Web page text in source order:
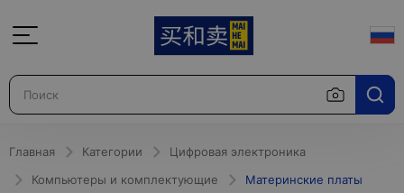
Главная Категории
Цифровая электроника
Компьютеры и комплектующие
Материнские платы